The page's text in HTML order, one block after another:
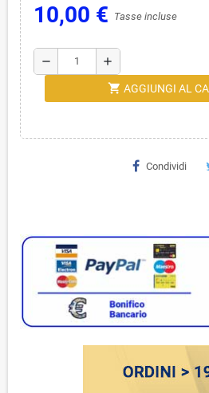
10,00 € Tasse incluse
remove add
shopping_cart AGGIUNGI AL
Condividi